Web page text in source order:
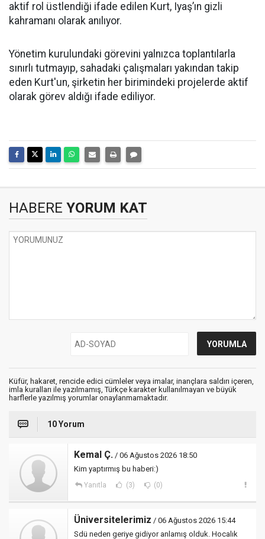
aktif rol üstlendiği ifade edilen Kurt, Iyaş’ın gizli
kahramanı olarak anılıyor.
Yönetim kurulundaki görevini yalnızca toplantılarla
sınırlı tutmayıp, sahadaki çalışmaları yakından takip
eden Kurt'un, şirketin her birimindeki projelerde aktif
olarak görev aldığı ifade ediliyor.
HABERE YORUM KAT
Küfür, hakaret, rencide edici cümleler veya imalar, inançlara saldırı içeren,
imla kuralları ile yazılmamış, Türkçe karakter kullanılmayan ve büyük
harflerle yazılmış yorumlar onaylanmamaktadır.
10 Yorum
Kemal Ç. / 06 Ağustos 2026 18:50
Kim yaptırmış bu haberi:)
Yanıtla (3) (0)
Üniversitelerimiz / 06 Ağustos 2026 15:44
Sdü neden geriye gidiyor anlamış olduk. Hocalık